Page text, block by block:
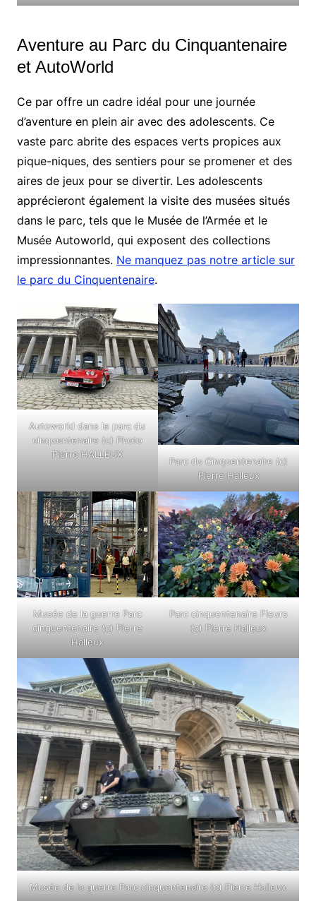
Aventure au Parc du Cinquantenaire
et AutoWorld
Ce par offre un cadre idéal pour une journée
d’aventure en plein air avec des adolescents. Ce
vaste parc abrite des espaces verts propices aux
pique-niques, des sentiers pour se promener et des
aires de jeux pour se divertir. Les adolescents
apprécieront également la visite des musées situés
dans le parc, tels que le Musée de l’Armée et le
Musée Autoworld, qui exposent des collections
impressionnantes. Ne manquez pas notre article sur
le parc du Cinquentenaire.
Autoworld dans le parc du
cinquentenaire (c) Photo
Pierre HALLEUX
Parc du Cinquentenaire (c)
PIerre Halleux
Musée de la guerre Parc
cinquentenaire (c) Pierre
Halleux
Parc cinquentenaire Fleurs
(c) Pierre Halleux
Musée de la guerre Parc cinquentenaire (c) Pierre Halleux